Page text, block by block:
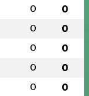
0 0
0 0
0 0
0 0
0 0